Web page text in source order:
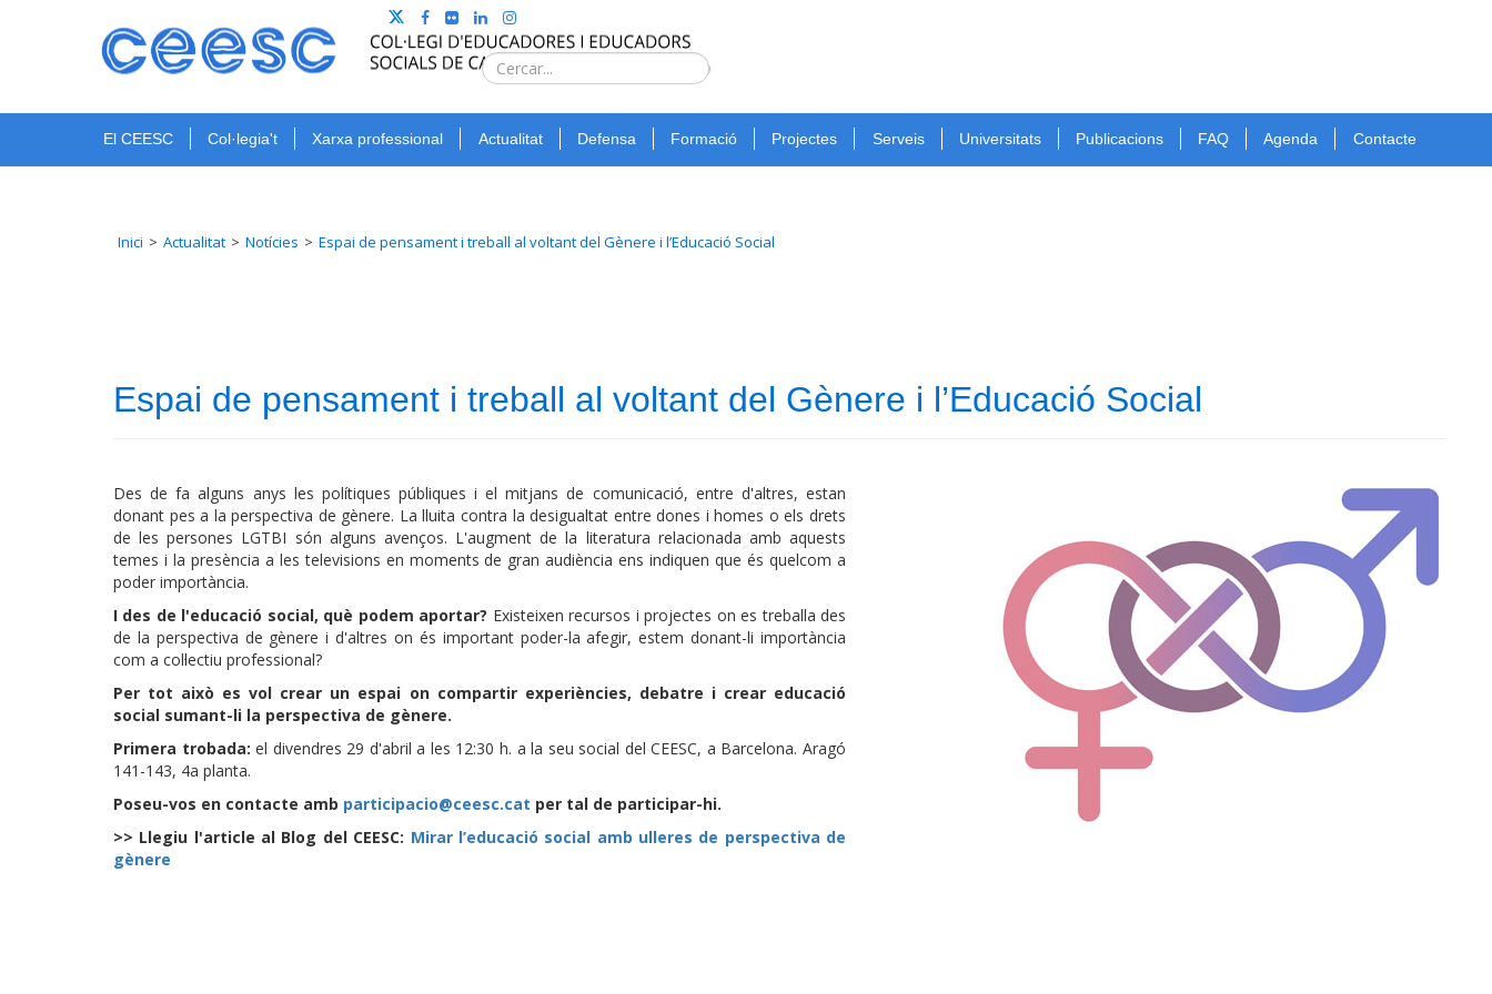
Type 2 or
for
results.
Cerca
El CEESC Col·legia't Xarxa professional Actualitat Defensa Formació Projectes Serveis Universitats Publicacions FAQ Agenda Contacte
Inici Actualitat Notícies Espai de pensament i treball al voltant del Gènere i l’Educació Social
Espai de pensament i treball al voltant del Gènere i l’Educació Social
Des de fa alguns anys les polítiques públiques i el mitjans de comunicació, entre d'altres, estan
donant pes a la perspectiva de gènere. La lluita contra la desigualtat entre dones i homes o els drets
de les persones LGTBI són alguns avenços. L'augment de la literatura relacionada amb aquests
temes i la presència a les televisions en moments de gran audiència ens indiquen que és quelcom a
poder importància.
I des de l'educació social, què podem aportar? Existeixen recursos i projectes on es treballa des
de la perspectiva de gènere i d'altres on és important poder-la afegir, estem donant-li importància
com a col·lectiu professional?
Per tot això es vol crear un espai on compartir experiències, debatre i crear educació
social sumant-li la perspectiva de gènere.
Primera trobada: el divendres 29 d'abril a les 12:30 h. a la seu social del CEESC, a Barcelona. Aragó
141-143, 4a planta.
Poseu-vos en contacte amb participacio@ceesc.cat per tal de participar-hi.
>> Llegiu l'article al Blog del CEESC: Mirar l’educació social amb ulleres de perspectiva de
gènere